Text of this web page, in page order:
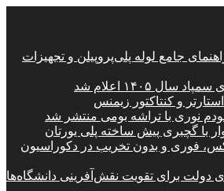
جامع لوله پلی‌پروپیلن و تجهیزات
۱۴۰۵ اعلام شد
و کنتاکتور زیمنس
نوری با تراشه بومی منتشر شد
با گچبری پیش ساخته پلی یورتان
فوری و بدون تخریب در دکوراسیون
دولت برای تقویت نقش‌آفرینی دانشگاه‌ها